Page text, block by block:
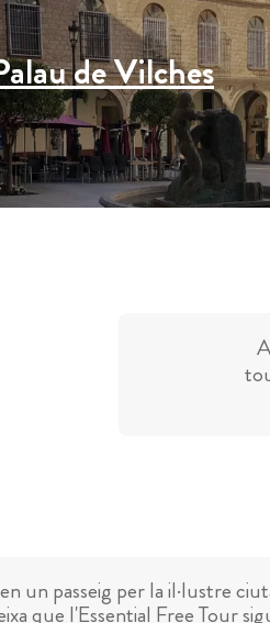
de Vilches
un passeig per la il·lustre
que l'Essential Free Tour